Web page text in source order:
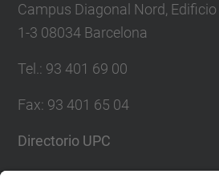
Campus Diagonal Nord,
1-3 08034 Barcelona
Tel.: 93 401 69 00
Fax: 93 401 65 04
Directorio UPC